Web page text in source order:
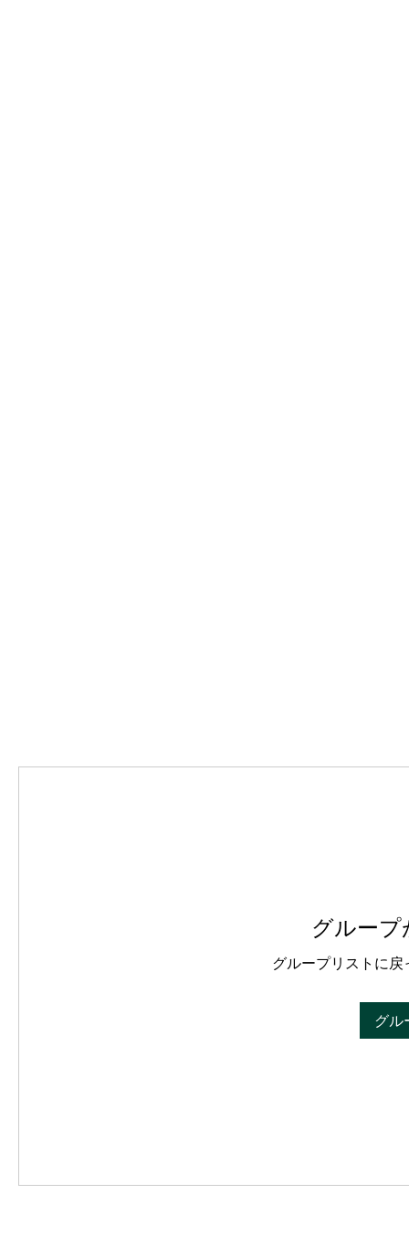
グルー
グループリストに
グル